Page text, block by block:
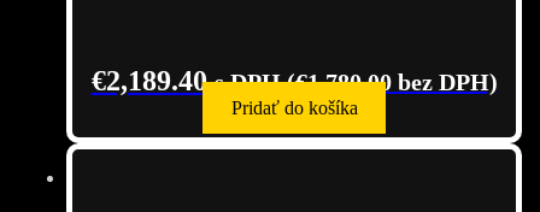
€2,189.40 s DPH (€1,780.00bez DPH)
Pridať do košíka